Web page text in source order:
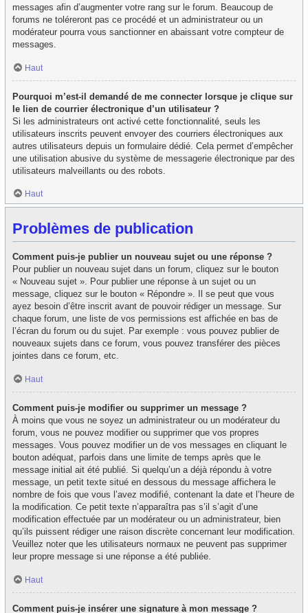
messages afin d’augmenter votre rang sur le forum. Beaucoup de
forums ne toléreront pas ce procédé et un administrateur ou un
modérateur pourra vous sanctionner en abaissant votre compteur de
messages.
Haut
Pourquoi m’est-il demandé de me connecter lorsque je clique sur
le lien de courrier électronique d’un utilisateur ?
Si les administrateurs ont activé cette fonctionnalité, seuls les
utilisateurs inscrits peuvent envoyer des courriers électroniques aux
autres utilisateurs depuis un formulaire dédié. Cela permet d’empêcher
une utilisation abusive du système de messagerie électronique par des
utilisateurs malveillants ou des robots.
Haut
Problèmes de publication
Comment puis-je publier un nouveau sujet ou une réponse ?
Pour publier un nouveau sujet dans un forum, cliquez sur le bouton
« Nouveau sujet ». Pour publier une réponse à un sujet ou un
message, cliquez sur le bouton « Répondre ». Il se peut que vous
ayez besoin d’être inscrit avant de pouvoir rédiger un message. Sur
chaque forum, une liste de vos permissions est affichée en bas de
l’écran du forum ou du sujet. Par exemple : vous pouvez publier de
nouveaux sujets dans ce forum, vous pouvez transférer des pièces
jointes dans ce forum, etc.
Haut
Comment puis-je modifier ou supprimer un message ?
À moins que vous ne soyez un administrateur ou un modérateur du
forum, vous ne pouvez modifier ou supprimer que vos propres
messages. Vous pouvez modifier un de vos messages en cliquant le
bouton adéquat, parfois dans une limite de temps après que le
message initial ait été publié. Si quelqu’un a déjà répondu à votre
message, un petit texte situé en dessous du message affichera le
nombre de fois que vous l’avez modifié, contenant la date et l’heure de
la modification. Ce petit texte n’apparaîtra pas s’il s’agit d’une
modification effectuée par un modérateur ou un administrateur, bien
qu’ils puissent rédiger une raison discrète concernant leur modification.
Veuillez noter que les utilisateurs normaux ne peuvent pas supprimer
leur propre message si une réponse a été publiée.
Haut
Comment puis-je insérer une signature à mon message ?